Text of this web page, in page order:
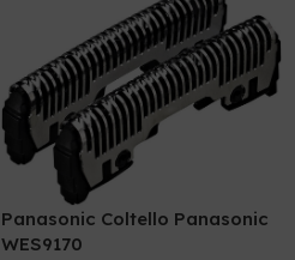
Panasonic Coltello Panasonic
WES9170